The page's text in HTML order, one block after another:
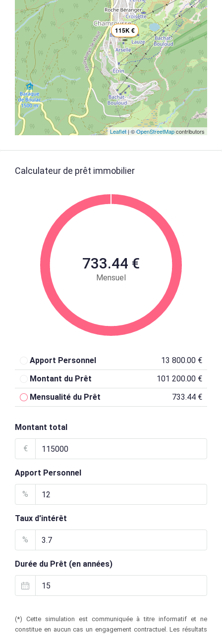
115K €
Leaflet| ©OpenStreetMapcontributors
Calculateur de prêt immobilier
733.44 €
Mensuel
Apport Personnel
13 800.00 €
Montant du Prêt
101 200.00 €
Mensualité du Prêt
733.44 €
Montant total
€
Apport Personnel
%
Taux d'intérêt
%
Durée du Prêt (en années)
(*) Cette simulation est communiquée à titre informatif et ne
constitue en aucun cas un engagement contractuel. Les résultats